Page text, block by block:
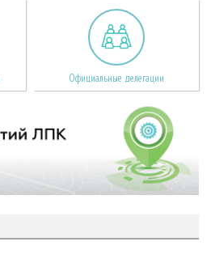
Официальные делегации